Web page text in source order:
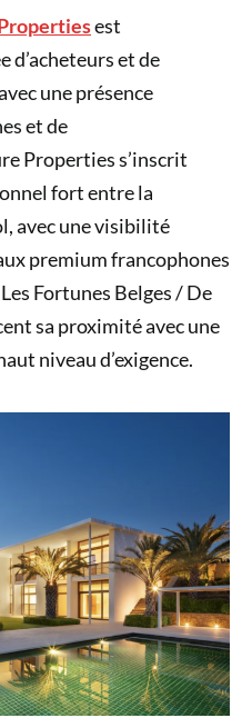
est
d’acheteurs et de
une présence
et de
Properties s’inscrit
fort entre la
avec une visibilité
premium francophones
Fortunes Belges / De
sa proximité avec une
niveau d’exigence.